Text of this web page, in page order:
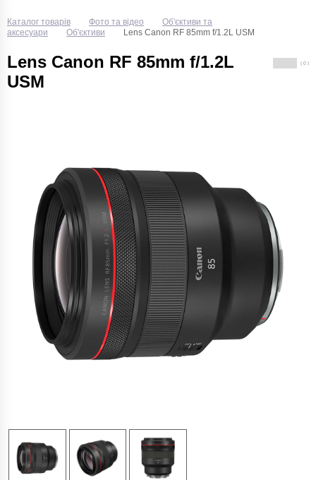
Каталог товарів Фото та відео
Об'єктиви та
аксесуари
Об'єктиви Lens Canon RF 85mm f/1.2L USM
Lens Canon RF 85mm f/1.2L
USM
( 0 )